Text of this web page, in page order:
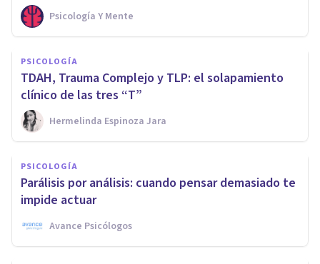
Psicología Y Mente
PSICOLOGÍA
TDAH, Trauma Complejo y TLP: el solapamiento
clínico de las tres “T”
Hermelinda Espinoza Jara
PSICOLOGÍA
Parálisis por análisis: cuando pensar demasiado te
impide actuar
Avance Psicólogos